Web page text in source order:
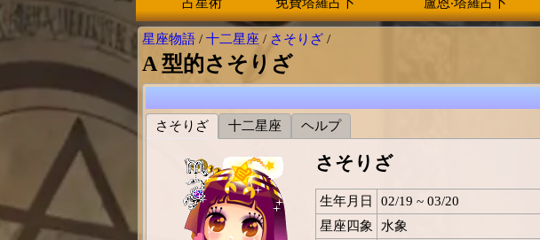
星座物語/ 十二星座 / さそりざ/
A 型的さそりざ
さそりざ 十二星座 ヘルプ
さそりざ
生年月日
02/19 ~ 03/20
星座四象
水象